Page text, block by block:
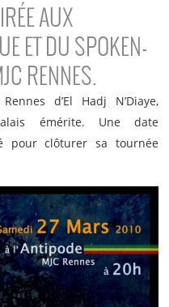
AUX
ET DU SPOKEN-
RENNES.
d’El Hadj N’Diaye,
émérite. Une date
pour clôturer sa tournée